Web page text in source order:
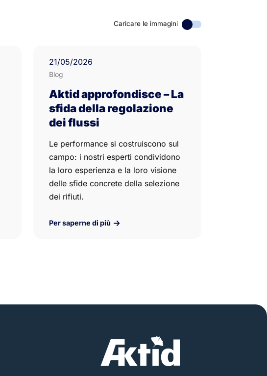
Caricare le immagini
21/05/2026
Blog
Aktid approfondisce – La
sfida della regolazione
dei flussi
Le performance si costruiscono sul
campo: i nostri esperti condividono
la loro esperienza e la loro visione
delle sfide concrete della selezione
dei rifiuti.
Per saperne di più